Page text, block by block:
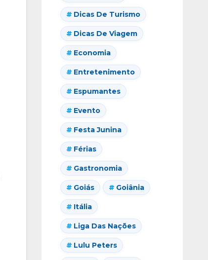
Dicas De Turismo
Dicas De Viagem
Economia
Entretenimento
Espumantes
Evento
Festa Junina
Férias
Gastronomia
Goiás Goiânia
Itália
Liga Das Nações
Lulu Peters